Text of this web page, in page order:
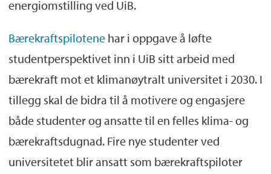
energiomstilling ved UiB.
Bærekraftspilotenehar i oppgave å løfte
studentperspektivet inn i UiB sitt arbeid med
bærekraft mot et klimanøytralt universitet i 2030. I
tillegg skal de bidra til å motivere og engasjere
både studenter og ansatte til en felles klima- og
bærekraftsdugnad. Fire nye studenter ved
universitetet blir ansatt som bærekraftspiloter